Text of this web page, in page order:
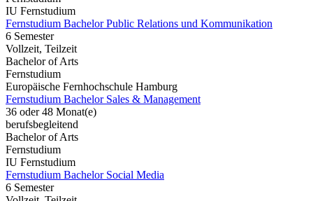
IU Fernstudium
Fernstudium Bachelor Public Relations und Kommunikation
6 Semester
Vollzeit, Teilzeit
Bachelor of Arts
Fernstudium
Europäische Fernhochschule Hamburg
Fernstudium Bachelor Sales & Management
36 oder 48 Monat(e)
berufsbegleitend
Bachelor of Arts
Fernstudium
IU Fernstudium
Fernstudium Bachelor Social Media
6 Semester